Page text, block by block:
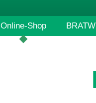
Online-Shop